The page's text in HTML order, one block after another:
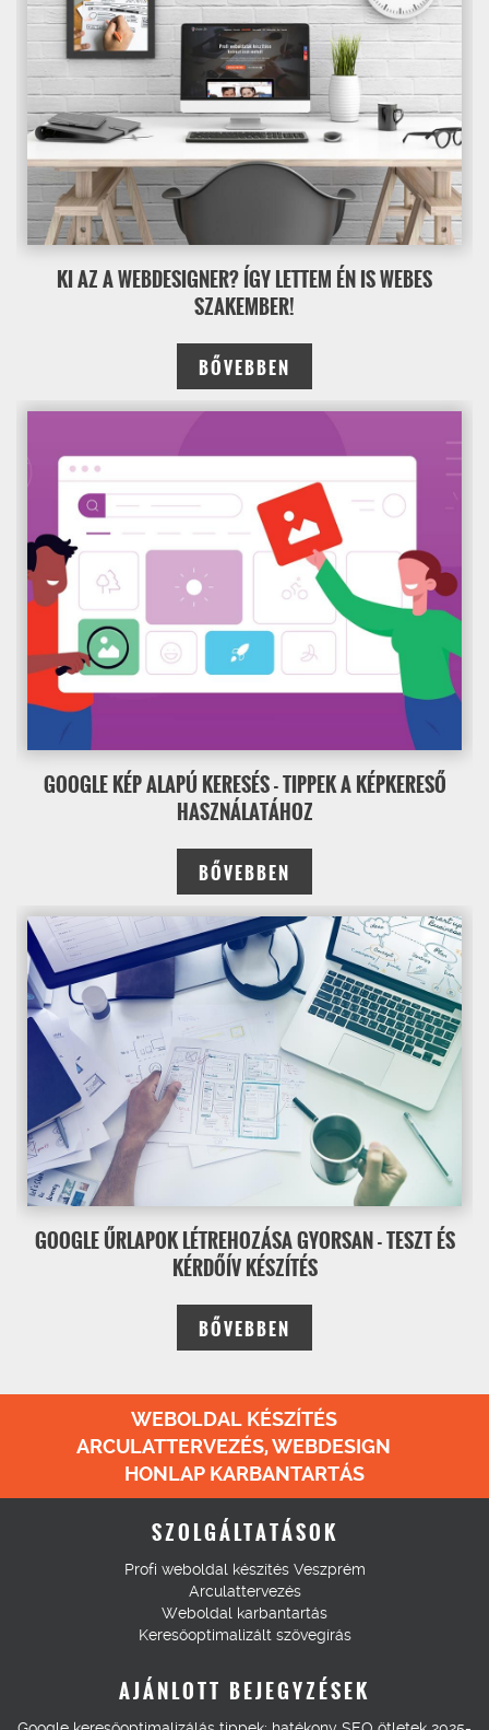
KI AZ A WEBDESIGNER? ÍGY LETTEM ÉN IS WEBES
SZAKEMBER!
BŐVEBBEN
GOOGLE KÉP ALAPÚ KERESÉS - TIPPEK A KÉPKERESŐ
HASZNÁLATÁHOZ
BŐVEBBEN
GOOGLE ŰRLAPOK LÉTREHOZÁSA GYORSAN - TESZT ÉS
KÉRDŐÍV KÉSZÍTÉS
BŐVEBBEN
WEBOLDAL KÉSZÍTÉS
ARCULATTERVEZÉS, WEBDESIGN
HONLAP KARBANTARTÁS
SZOLGÁLTATÁSOK
Profi weboldal készítés Veszprém
Arculattervezés
Weboldal karbantartás
Keresőoptimalizált szövegírás
AJÁNLOTT BEJEGYZÉSEK